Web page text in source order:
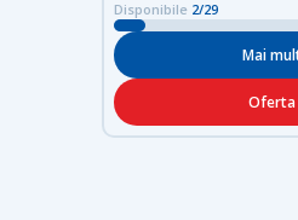
Disponibile 2/29
Mai
Oferta